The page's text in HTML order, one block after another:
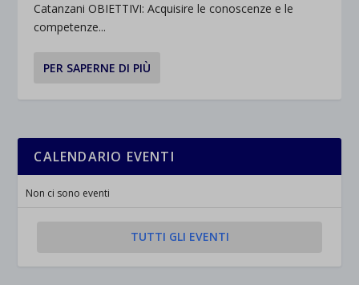
Catanzani OBIETTIVI: Acquisire le conoscenze e le
competenze...
PER SAPERNE DI PIÙ
CALENDARIO EVENTI
Non ci sono eventi
TUTTI GLI EVENTI